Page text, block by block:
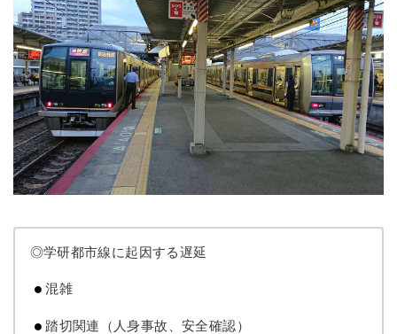
◎学研都市線に起因する遅延
混雑
踏切関連（人身事故、安全確認）